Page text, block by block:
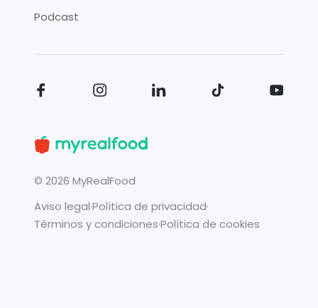
Podcast
© 2026 MyRealFood
Aviso legal·Política de privacidad·
Términos y condiciones·Política de cookies